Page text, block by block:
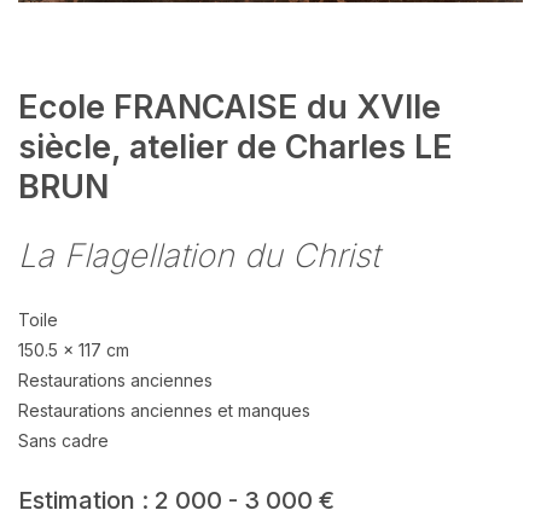
Ecole FRANCAISE du XVIIe
siècle, atelier de Charles LE
BRUN
La Flagellation du Christ
Toile
150.5 x 117 cm
Restaurations anciennes
Restaurations anciennes et manques
Sans cadre
Estimation : 2 000 - 3 000 €